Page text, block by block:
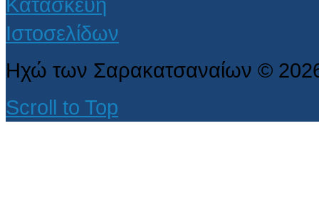
Ηχώ των Σαρακατσαναίων ©
Scroll to Top